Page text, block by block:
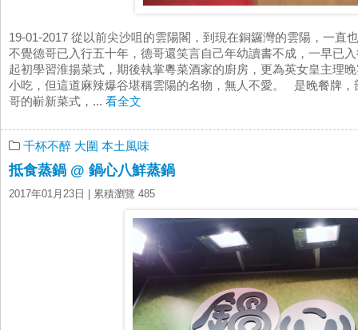
19-01-2017 從以前尖沙咀的雲陽閣，到現在銅鑼灣的雲陽，一直
不覺德哥已入行五十年，德哥還笑言自己年幼讀書不成，一早已
起初學習淮揚菜式，期後執掌粵菜酒家的廚房，更為英女皇主理
小吃，但這道麻辣爆谷堪稱雲陽的名物，無人不愛。 是晚餐牌
哥的嶄新菜式，... 看全文
千杯不醉 大圍 本土風味
抵食蒸鍋 @ 鍋心八鮮蒸鍋
2017年01月23日 | 累積瀏覽 485